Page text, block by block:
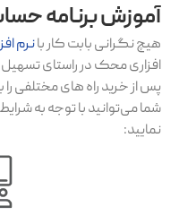
آموزش برنامه
هیچ نگرانی بابت کار بانرم
افزاری محک در راستای
پس از خرید راه های مختلفی
شما می‌توانید با توجه به
نمایید: